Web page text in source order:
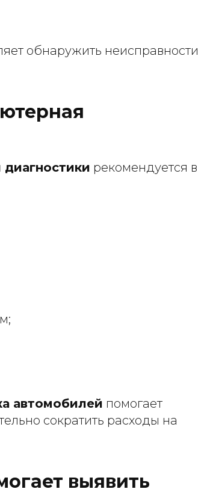
обнаружить неисправности
рекомендуется в
автомобилей помогает
сократить расходы на
выявить